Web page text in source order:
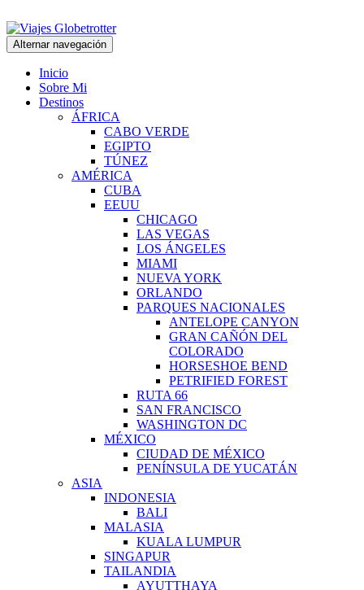
Alternar navegación
Inicio
Sobre Mi
Destinos
ÁFRICA
CABO VERDE
EGIPTO
TÚNEZ
AMÉRICA
CUBA
EEUU
CHICAGO
LAS VEGAS
LOS ÁNGELES
MIAMI
NUEVA YORK
ORLANDO
PARQUES NACIONALES
ANTELOPE CANYON
GRAN CAÑÓN DEL
COLORADO
HORSESHOE BEND
PETRIFIED FOREST
RUTA 66
SAN FRANCISCO
WASHINGTON DC
MÉXICO
CIUDAD DE MÉXICO
PENÍNSULA DE YUCATÁN
ASIA
INDONESIA
BALI
MALASIA
KUALA LUMPUR
SINGAPUR
TAILANDIA
AYUTTHAYA